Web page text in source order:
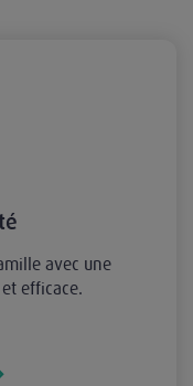
avec une
efficace.